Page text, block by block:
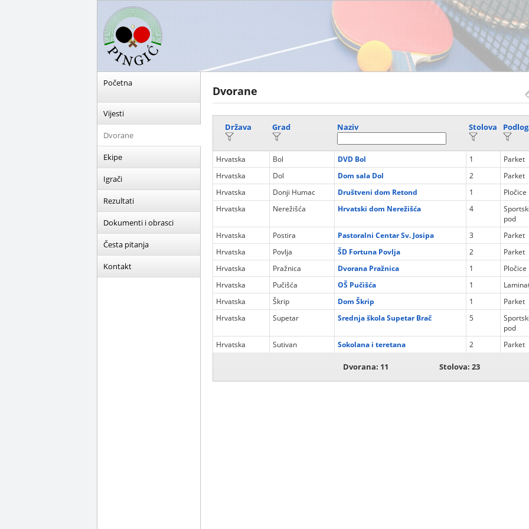
Početna
Vijesti
Dvorane
Ekipe
Igrači
Rezultati
Dokumenti i obrasci
Česta pitanja
Kontakt
Dvorane
Država Grad Naziv Stolova
Hrvatska Bol DVD Bol 1 Parket
Hrvatska
Dol Dom sala Dol 2 Parket
Hrvatska
Donji Humac Društveni dom Retond 1 Pločice
Hrvatska
Nerežišća Hrvatski dom Nerežišća 4
Sportski
pod
Hrvatska Postira Pastoralni Centar Sv. Josipa 3 Parket
Hrvatska
Povlja ŠD Fortuna Povlja 2 Parket
Hrvatska
Pražnica Dvorana Pražnica 1 Pločice
Hrvatska
Pučišća OŠ Pučišća 1
Hrvatska
Škrip Dom Škrip 1 Parket
Hrvatska
Supetar Srednja škola Supetar Brač 5
Sportski
pod
Hrvatska Sutivan Sokolana i teretana 2 Parket
Dvorana: 11 Stolova: 23